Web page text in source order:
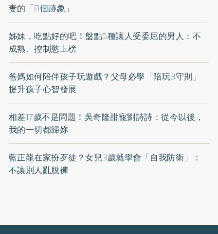
妻的「8個跡象」
姊妹，吃點好的吧！盤點5種讓人受委屈的男人：不
成熟、控制慾上榜
爸媽如何陪伴孩子玩遊戲？父母必學「陪玩3守則」
提升孩子心智發展
相差17歲不是問題！吳奇隆甜寵劉詩詩：從今以後，
我的一切都歸妳
藍正龍在家扮歹徒？女兒3歲就學會「自我防衛」：
不讓別人亂脫褲